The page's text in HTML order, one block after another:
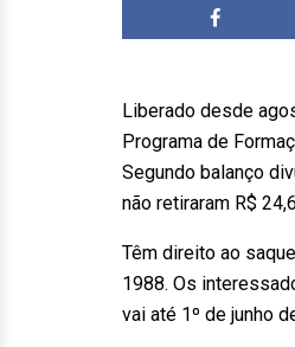
Liberado desde
Programa de
Segundo balanço
não retiraram R$
Têm direito ao
1988. Os
vai até 1º de junho